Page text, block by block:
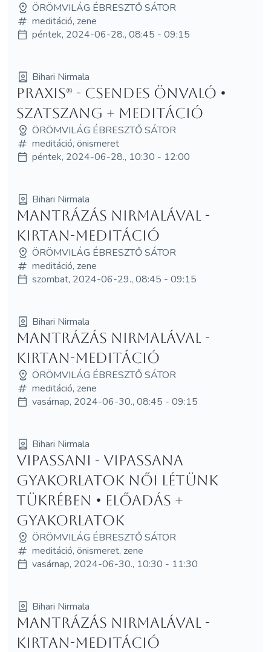
ÖRÖMVILÁG ÉBRESZTŐ SÁTOR
meditáció, zene
péntek, 2024-06-28., 08:45 - 09:15
Bihari Nirmala
PRAXIS®️ - csendes önvaló •
Szatszang + meditáció
ÖRÖMVILÁG ÉBRESZTŐ SÁTOR
meditáció, önismeret
péntek, 2024-06-28., 10:30 - 12:00
Bihari Nirmala
Mantrázás Nirmalával -
Kirtan-meditáció
ÖRÖMVILÁG ÉBRESZTŐ SÁTOR
meditáció, zene
szombat, 2024-06-29., 08:45 - 09:15
Bihari Nirmala
Mantrázás Nirmalával -
Kirtan-meditáció
ÖRÖMVILÁG ÉBRESZTŐ SÁTOR
meditáció, zene
vasárnap, 2024-06-30., 08:45 - 09:15
Bihari Nirmala
VIPASSANI - Vipassana
gyakorlatok női létünk
tükrében • előadás +
gyakorlatok
ÖRÖMVILÁG ÉBRESZTŐ SÁTOR
meditáció, önismeret, zene
vasárnap, 2024-06-30., 10:30 - 11:30
Bihari Nirmala
Mantrázás Nirmalával -
Kirtan-meditáció